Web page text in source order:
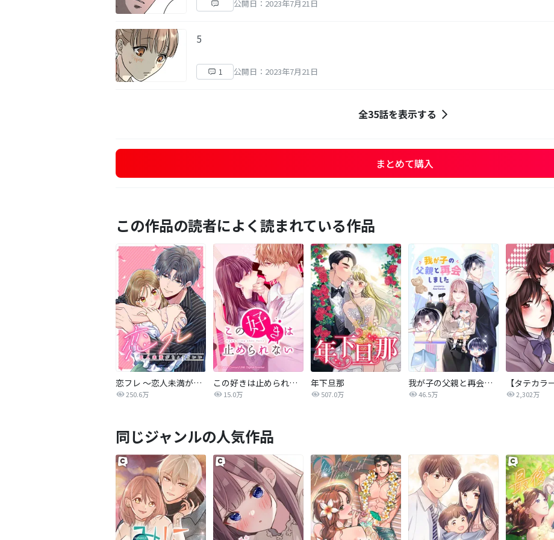
公開日：2023年7月21日
5
1 公開日：2023年7月21日
全35話を表示する
まとめて購入
この作品の読者によく読まれている作品
恋フレ 〜恋人未満がちょうどいい〜
250.6万
この好きは止められない
15.0万
年下旦那
507.0万
我が子の父親と再会しました
46.5万 2,302万
同じジャンルの人気作品